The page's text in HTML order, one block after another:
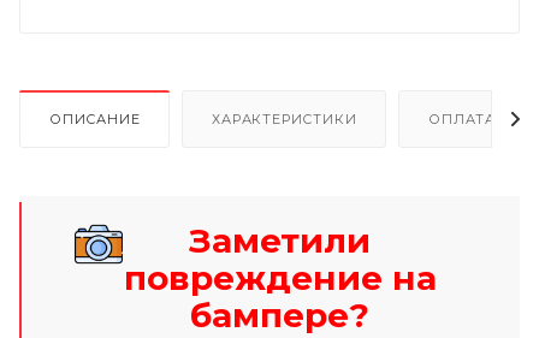
ОПИСАНИЕ ХАРАКТЕРИСТИКИ ОПЛАТА И
Заметили
повреждение на
бампере?